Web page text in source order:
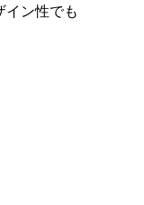
イン性でも